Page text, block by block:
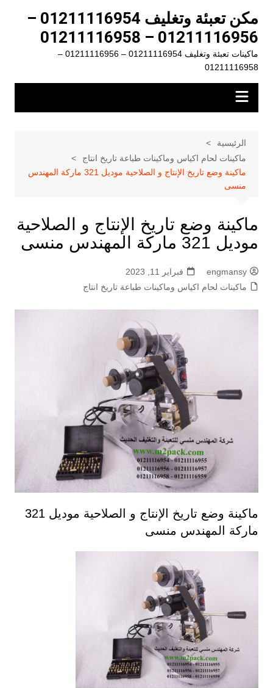
المحتوى
مكن تعبئة وتغليف 01211116954 –
01211116956 – 01211116958
ماكينات تعبئة وتغليف 01211116954 – 01211116956 –
01211116958
الرئيسية
ماكينات لحام اكياس وماكينات طباعة تاريخ انتاج
ماكينة وضع تاريخ الإنتاج و الصلاحية موديل 321 ماركة المهندس
منسى
ماكينة وضع تاريخ الإنتاج و الصلاحية
موديل 321 ماركة المهندس منسى
engmansy
فبراير 11, 2023
ماكينات لحام اكياس وماكينات طباعة تاريخ انتاج
ماكينة وضع تاريخ الإنتاج و الصلاحية موديل 321
ماركة المهندس منسى